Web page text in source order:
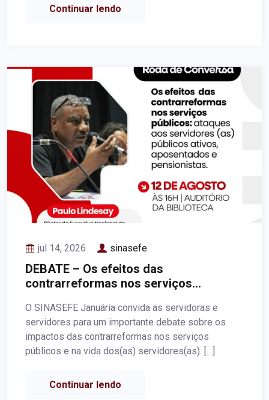
Continuar lendo
jul 14, 2026 sinasefe
DEBATE – Os efeitos das
contrarreformas nos serviços
públicos ativos, aposentados e
pensionistas
O SINASEFE Januária convida as servidoras e
servidores para um importante debate sobre os
impactos das contrarreformas nos serviços
públicos e na vida dos(as) servidores(as). […]
Continuar lendo